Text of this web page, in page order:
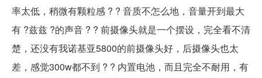
率太低，稍微有颗粒感 ? ? 音质不怎么地，音量开到最大
有 ?兹兹 ?的声音 ? ? 前摄像头就是一个摆设，完全看不清
楚，还没有我诺基亚5800的前摄像头好，后摄像头也太
差，感觉300w都不到 ? ? 内置电池，而且完全不耐用，有